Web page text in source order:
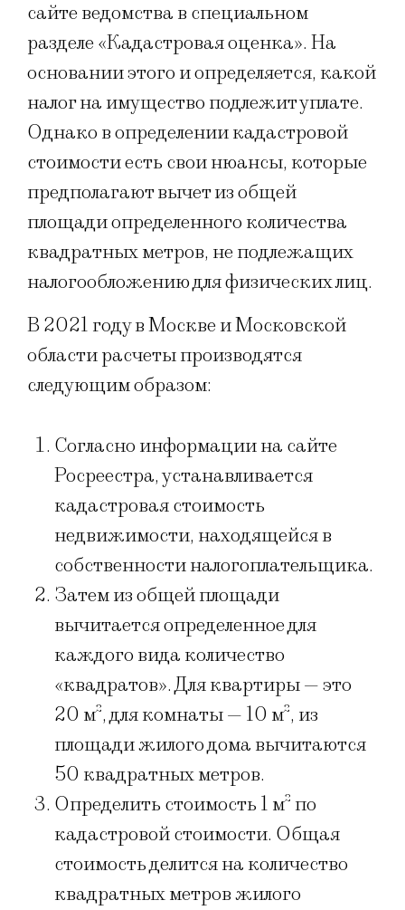
сайте ведомства в специальном
разделе «Кадастровая оценка». На
основании этого и определяется, какой
налог на имущество подлежит уплате.
Однако в определении кадастровой
стоимости есть свои нюансы, которые
предполагают вычет из общей
площади определенного количества
квадратных метров, не подлежащих
налогообложению для физических лиц.
В 2021 году в Москве и Московской
области расчеты производятся
следующим образом:
Согласно информации на сайте
Росреестра, устанавливается
кадастровая стоимость
недвижимости, находящейся в
собственности налогоплательщика.
Затем из общей площади
вычитается определенное для
каждого вида количество
«квадратов». Для квартиры — это
20 м², для комнаты — 10 м², из
площади жилого дома вычитаются
50 квадратных метров.
Определить стоимость 1 м² по
кадастровой стоимости. Общая
стоимость делится на количество
квадратных метров жилого